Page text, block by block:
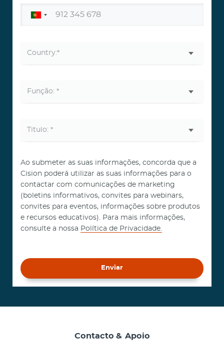
Ao submeter as suas informações, concorda que a
Cision poderá utilizar as suas informações para o
contactar com comunicações de marketing
(boletins informativos, convites para webinars,
convites para eventos, informações sobre produtos
e recursos educativos). Para mais informações,
consulte a nossa Política de Privacidade.
Enviar
Contacto & Apoio